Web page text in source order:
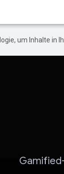
um Inhalte in